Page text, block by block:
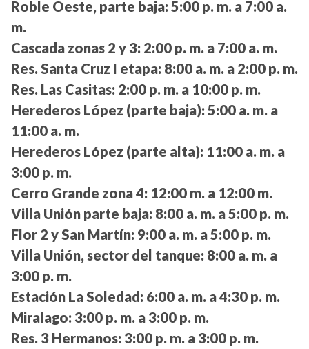
Roble Oeste, parte baja: 5:00 p. m. a 7:00 a.
m.
Cascada zonas 2 y 3: 2:00 p. m. a 7:00 a. m.
Res. Santa Cruz I etapa: 8:00 a. m. a 2:00 p. m.
Res. Las Casitas: 2:00 p. m. a 10:00 p. m.
Herederos López (parte baja): 5:00 a. m. a
11:00 a. m.
Herederos López (parte alta): 11:00 a. m. a
3:00 p. m.
Cerro Grande zona 4: 12:00 m. a 12:00 m.
Villa Unión parte baja: 8:00 a. m. a 5:00 p. m.
Flor 2 y San Martín: 9:00 a. m. a 5:00 p. m.
Villa Unión, sector del tanque: 8:00 a. m. a
3:00 p. m.
Estación La Soledad: 6:00 a. m. a 4:30 p. m.
Miralago: 3:00 p. m. a 3:00 p. m.
Res. 3 Hermanos: 3:00 p. m. a 3:00 p. m.